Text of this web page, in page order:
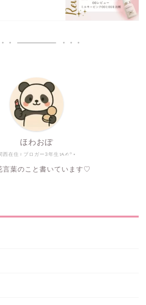
西在住♀ブロガー3年生ᝰ✍︎꙳⋆
ほわおぽ
言葉のこと書いています♡